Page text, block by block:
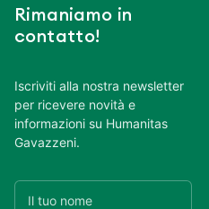
Rimaniamo in
contatto!
Iscriviti alla nostra newsletter
per ricevere novità e
informazioni su Humanitas
Gavazzeni.